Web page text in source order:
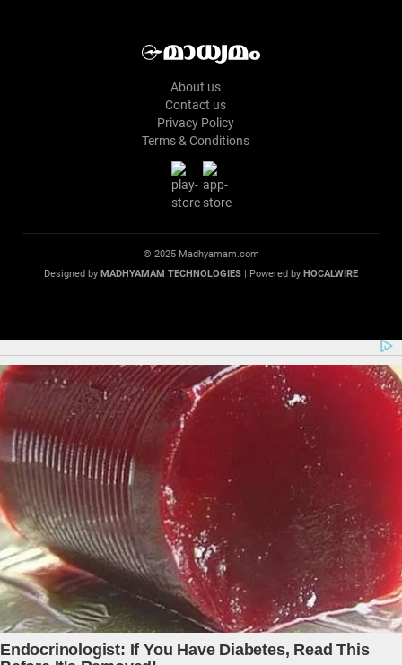
About us
Contact us
Privacy Policy
Terms & Conditions
© 2025 Madhyamam.com
Designed by MADHYAMAM TECHNOLOGIES | Powered by HOCALWIRE